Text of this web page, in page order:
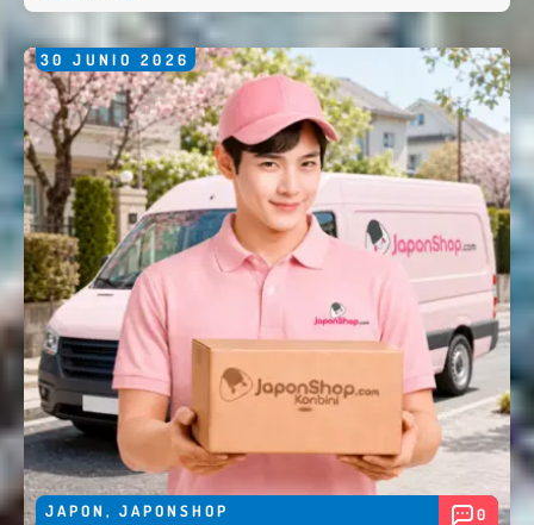
30 JUNIO 2026
JAPON , JAPONSHOP 0